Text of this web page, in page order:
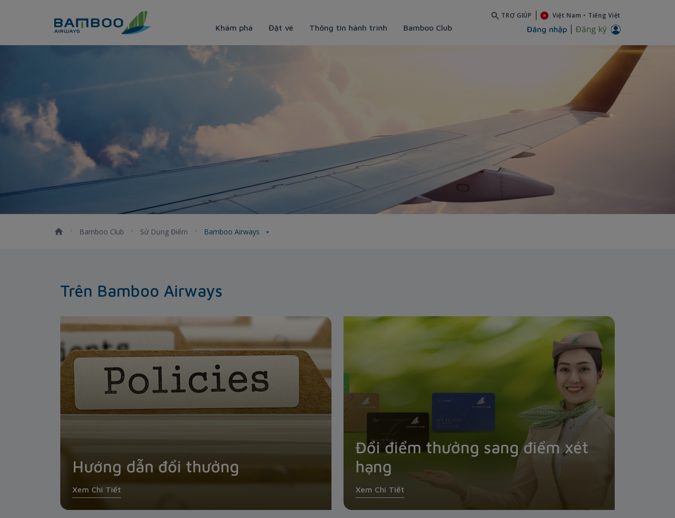
Khám phá Đặt vé Thông tin hành trình Bamboo Club
TRỢ GIÚP Việt Nam • Tiếng Việt
Đăng nhập Đăng ký
Bamboo Club Sử Dụng Điểm Bamboo Airways
Trên Bamboo Airways
Hướng dẫn đổi thưởng
Xem Chi Tiết
Đổi điểm thưởng sang điểm xét
hạng
Xem Chi Tiết